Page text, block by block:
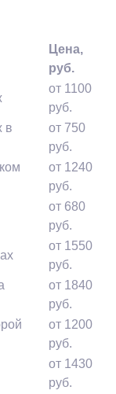
Цена,
руб.
от 1100
руб.
в
от 750
руб.
от 1240
руб.
от 680
руб.
от 1550
руб.
от 1840
руб.
от 1200
руб.
от 1430
руб.